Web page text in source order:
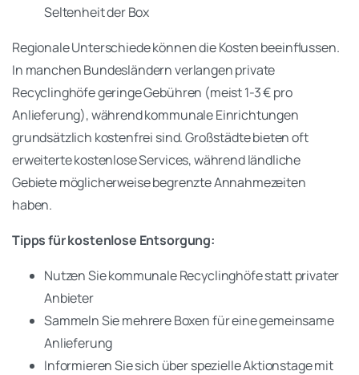
Seltenheit der Box
Regionale Unterschiede können die Kosten beeinflussen.
In manchen Bundesländern verlangen private
Recyclinghöfe geringe Gebühren (meist 1-3 € pro
Anlieferung), während kommunale Einrichtungen
grundsätzlich kostenfrei sind. Großstädte bieten oft
erweiterte kostenlose Services, während ländliche
Gebiete möglicherweise begrenzte Annahmezeiten
haben.
Tipps für kostenlose Entsorgung:
Nutzen Sie kommunale Recyclinghöfe statt privater
Anbieter
Sammeln Sie mehrere Boxen für eine gemeinsame
Anlieferung
Informieren Sie sich über spezielle Aktionstage mit